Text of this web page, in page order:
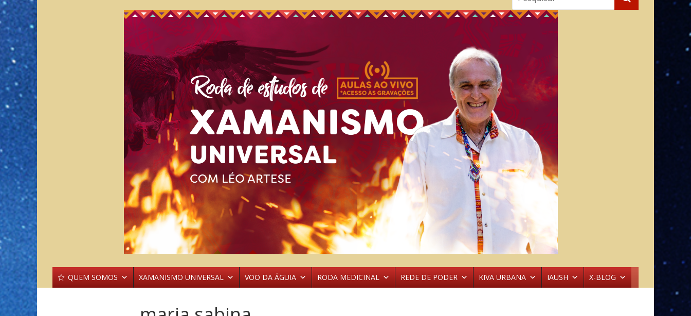
QUEM SOMOS XAMANISMO UNIVERSAL VOO DA ÁGUIA RODA MEDICINAL REDE DE PODER KIVA URBANA IAUSH X-BLOG